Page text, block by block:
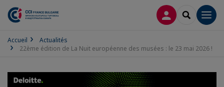
CONNEXION
Accueil
Actualités
22ème édition de La Nuit européenne des musées : le 23 mai 2026 !